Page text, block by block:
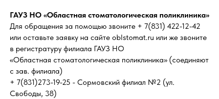
ГАУЗ НО «Областная стоматологическая поликлиника»
Для обращения за помощью звоните + 7(831) 422-12-42
или оставьте заявку на сайте oblstomat.ru или же звоните
в регистратуру филиала ГАУЗ НО
«Областная стоматологическая поликлиника» (соединяют
с зав. филиала)
+ 7(831)273-19-25 - Сормовский филиал №2 (ул.
Свободы, 38)